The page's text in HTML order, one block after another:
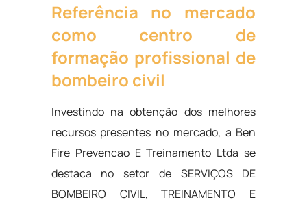
Referência no mercado
como centro de
formação profissional de
bombeiro civil
Investindo na obtenção dos melhores
recursos presentes no mercado, a Ben
Fire Prevencao E Treinamento Ltda se
destaca no setor de SERVIÇOS DE
BOMBEIRO CIVIL, TREINAMENTO E